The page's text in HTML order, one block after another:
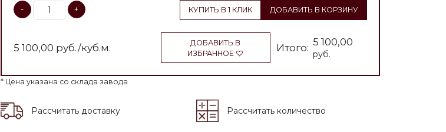
- + КУПИТЬ В 1 КЛИК ДОБАВИТЬ В КОРЗИНУ
5 100,00 руб./куб.м.
ДОБАВИТЬ В
ИЗБРАННОЕ
Итого: 5 100,00
руб.
* Цена указана со склада завода
Рассчитать доставку Рассчитать количество